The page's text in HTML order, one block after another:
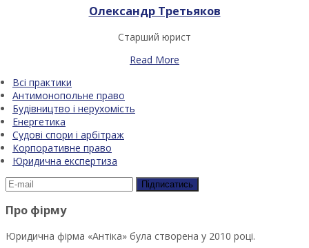
Олександр Третьяков
Старший юрист
Read More
Всі практики
Антимонопольне право
Будівництво і нерухомість
Енергетика
Судові спори і арбітраж
Корпоративне право
Юридична експертиза
Про фірму
Юридична фірма «Антіка» була створена у 2010 році.